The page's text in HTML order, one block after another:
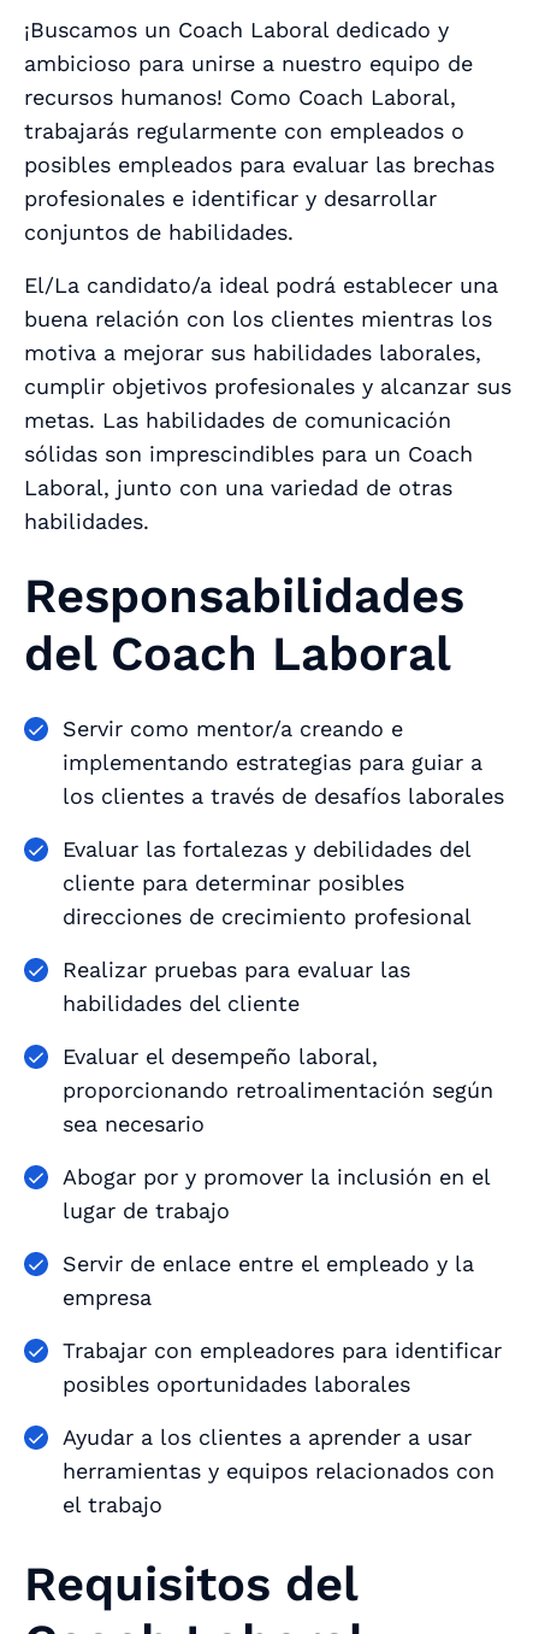
¡Buscamos un Coach Laboral dedicado y
ambicioso para unirse a nuestro equipo de
recursos humanos! Como Coach Laboral,
trabajarás regularmente con empleados o
posibles empleados para evaluar las brechas
profesionales e identificar y desarrollar
conjuntos de habilidades.
El/La candidato/a ideal podrá establecer una
buena relación con los clientes mientras los
motiva a mejorar sus habilidades laborales,
cumplir objetivos profesionales y alcanzar sus
metas. Las habilidades de comunicación
sólidas son imprescindibles para un Coach
Laboral, junto con una variedad de otras
habilidades.
Responsabilidades
del Coach Laboral
Servir como mentor/a creando e
implementando estrategias para guiar a
los clientes a través de desafíos laborales
Evaluar las fortalezas y debilidades del
cliente para determinar posibles
direcciones de crecimiento profesional
Realizar pruebas para evaluar las
habilidades del cliente
Evaluar el desempeño laboral,
proporcionando retroalimentación según
sea necesario
Abogar por y promover la inclusión en el
lugar de trabajo
Servir de enlace entre el empleado y la
empresa
Trabajar con empleadores para identificar
posibles oportunidades laborales
Ayudar a los clientes a aprender a usar
herramientas y equipos relacionados con
el trabajo
Requisitos del